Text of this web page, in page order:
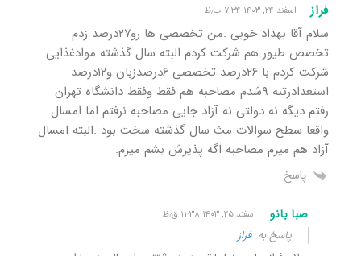
فراز اسفند ۲۴, ۱۴۰۳ ۷:۳۴ ب٫ظ
سلام آقا بهداد خوبی .من تخصصی ها رو۲۷درصد زدم
تخصص طیور هم شرکت کردم البته سال گذشته موادغذایی
شرکت کردم با ۲۶درصد تخصصی ۶درصدزبان و۱۲درصد
استعدادرتبه ۹شدم مصاحبه هم فقط وفقط دانشگاه تهران
رفتم دیگه نه دولتی نه آزاد جایی مصاحبه نرفتم اما امسال
واقعا سطح سوالات مث سال گذشته سخت بود .البته امسال
آزاد هم میرم مصاحبه اگه پذیرش بشم میرم.
پاسخ
صبا بانو اسفند ۲۵, ۱۴۰۳ ۱۱:۳۸ ق٫ظ
پاسخ بهفراز